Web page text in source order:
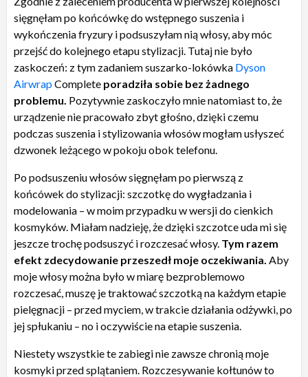
sięgnęłam po końcówkę do wstępnego suszenia i
wykończenia fryzury i podsuszyłam nią włosy, aby móc
przejść do kolejnego etapu stylizacji. Tutaj nie było
zaskoczeń: z tym zadaniem suszarko-lokówka Dyson
AirwrapComplete poradziła sobie bez żadnego
problemu. Pozytywnie zaskoczyło mnie natomiast to, że
urządzenie nie pracowało zbyt głośno, dzięki czemu
podczas suszenia i stylizowania włosów mogłam usłyszeć
dzwonek leżącego w pokoju obok telefonu.
Po podsuszeniu włosów sięgnęłam po pierwszą z
końcówek do stylizacji: szczotkę do wygładzania i
modelowania – w moim przypadku w wersji do cienkich
kosmyków. Miałam nadzieję, że dzięki szczotce uda mi się
jeszcze trochę podsuszyć i rozczesać włosy. Tym razem
efekt zdecydowanie przeszedł moje oczekiwania. Aby
moje włosy można było w miarę bezproblemowo
rozczesać, muszę je traktować szczotką na każdym etapie
pielęgnacji – przed myciem, w trakcie działania odżywki, po
jej spłukaniu – no i oczywiście na etapie suszenia.
Niestety wszystkie te zabiegi nie zawsze chronią moje
kosmyki przed splątaniem. Rozczesywanie kołtunów to